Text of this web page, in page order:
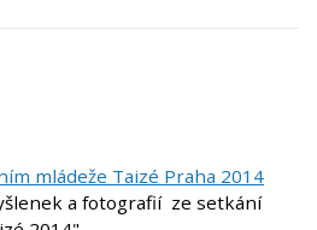
mládeže Taizé Praha 2014
a fotografií ze setkání